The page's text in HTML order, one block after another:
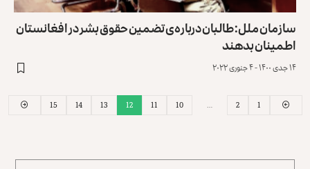
سازمان ملل: طالبان درباره‌ی تضمین حقوق بشر در افغانستان
اطمینان بدهند
۱۴ جدی ۱۴۰۰ - ۴ جنوری ۲۰۲۲
1
2
…
10
11
12
13
14
15